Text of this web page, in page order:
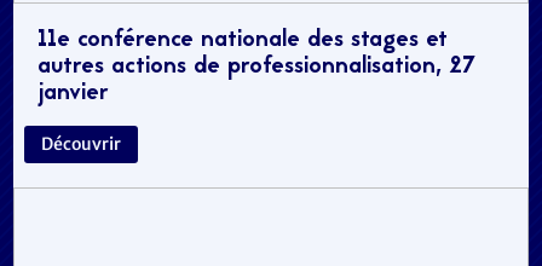
11e conférence nationale des stages et
autres actions de professionnalisation, 27
janvier
Découvrir